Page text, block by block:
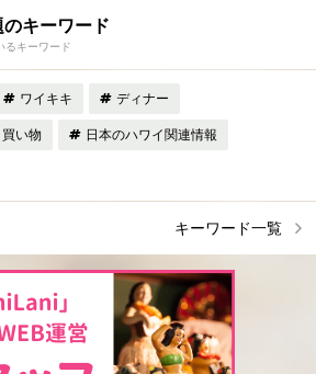
のキーワード
るキーワード
ワイキキ ディナー
買い物 日本のハワイ関連情報
キーワード一覧